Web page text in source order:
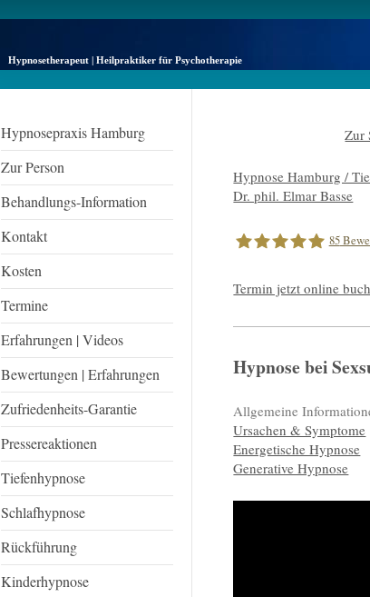
Hypnosetherapeut | Heilpraktiker für Psychotherapie
Hypnosepraxis Hamburg
Zur Person
Behandlungs-Information
Kontakt
Kosten
Termine
Erfahrungen | Videos
Bewertungen | Erfahrungen
Zufriedenheits-Garantie
Pressereaktionen
Tiefenhypnose
Schlafhypnose
Rückführung
Kinderhypnose
Zur
Hypnose Hamburg /
Dr. phil. Elmar Basse
Dr.phil.Elmar Basse
85
Termin jetzt online
Hypnose bei
Allgemeine
Ursachen & Symptome
Energetische Hypnose
Generative Hypnose